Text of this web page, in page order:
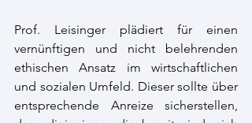
Prof. Leisinger plädiert für einen
vernünftigen und nicht belehrenden
ethischen Ansatz im wirtschaftlichen
und sozialen Umfeld. Dieser sollte über
entsprechende Anreize sicherstellen,